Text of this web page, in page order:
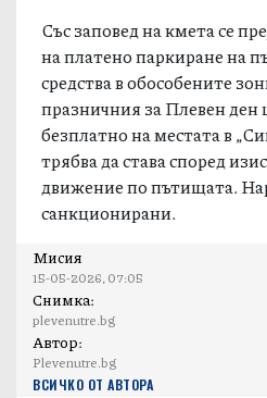
Мисия
15-05-2026, 07:05
Снимка:
plevenutre.bg
Автор:
Plevenutre.bg
ВСИЧКО ОТ АВТОРА
Със заповед на кмета се
на платено паркиране на
средства в обособените
празничния за Плевен ден
безплатно на местата в
трябва да става според
движение по пътищата.
санкционирани.